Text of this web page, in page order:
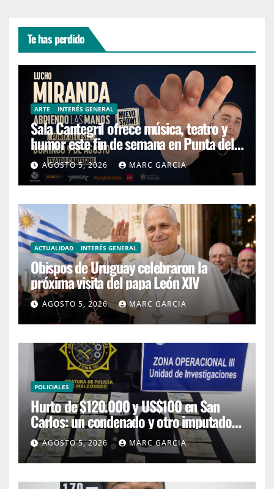
Te has perdido
ARTE INTERÉS GENERAL
Sala Cantegril ofrece música, teatro y
humor este fin de semana en Punta del
EsteAGOSTO 5, 2026 MARC GARCIA
ACTUALIDAD INTERÉS GENERAL
Obispos de Uruguay celebraron la
próxima visita del papa León XIV
AGOSTO 5, 2026 MARC GARCIA
POLICIALES
Hurto de $120.000 y US$100 en San
Carlos: un condenado y otro imputado
con prisión preventiva
AGOSTO 5, 2026 MARC GARCIA